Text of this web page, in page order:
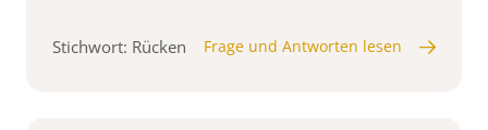
Stichwort: Rücken Frage und Antworten lesen